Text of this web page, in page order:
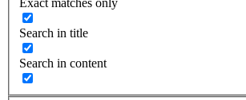
Search in title
Search in content